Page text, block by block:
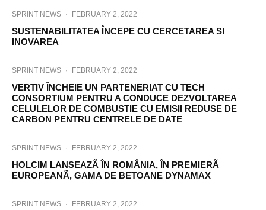
SPRINT NEWS · FEBRUARY 2, 2022
SUSTENABILITATEA ÎNCEPE CU CERCETAREA SI
INOVAREA
SPRINT NEWS · FEBRUARY 2, 2022
VERTIV ÎNCHEIE UN PARTENERIAT CU TECH
CONSORTIUM PENTRU A CONDUCE DEZVOLTAREA
CELULELOR DE COMBUSTIE CU EMISII REDUSE DE
CARBON PENTRU CENTRELE DE DATE
SPRINT NEWS · FEBRUARY 2, 2022
HOLCIM LANSEAZÃ ÎN ROMÂNIA, ÎN PREMIERÃ
EUROPEANÃ, GAMA DE BETOANE DYNAMAX
SPRINT NEWS · FEBRUARY 2, 2022